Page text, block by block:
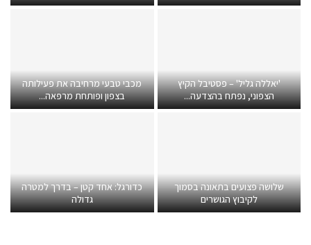
'יאללה גליל' – פסטיבל הקיץ
הצפוני, נפתח בהצדעה...
מכבי טבעי מרחיבה את פעילותה
בצפון ופותחת מרפאה...
שלושה פצועים בתאונה בסמוך
לקיבוץ הגושרים
כדורגל: אחד קטן – בדרך למטרה
גדולה